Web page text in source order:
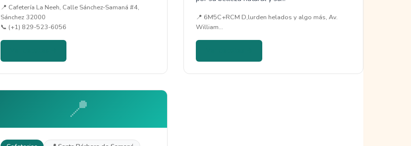
📍 Cafetería La Neeh, Calle Sánchez-Samaná #4,
Sánchez 32000
📞 (+1) 829-523-6056
📍 6M5C+RCM D,lurden helados y algo más, Av.
William…
📍